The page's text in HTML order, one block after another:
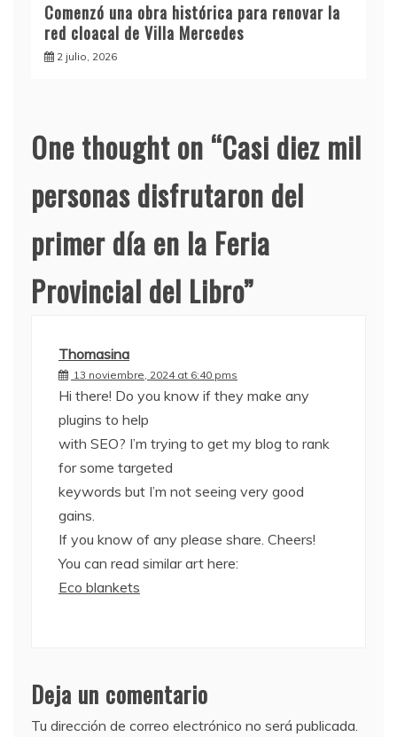
Comenzó una obra histórica para renovar la
red cloacal de Villa Mercedes
2 julio, 2026
One thought on “Casi diez mil
personas disfrutaron del
primer día en la Feria
Provincial del Libro”
Thomasina
13 noviembre, 2024 at 6:40 pms
Hi there! Do you know if they make any
plugins to help
with SEO? I’m trying to get my blog to rank
for some targeted
keywords but I’m not seeing very good
gains.
If you know of any please share. Cheers!
You can read similar art here:
Eco blankets
Deja un comentario
Tu dirección de correo electrónico no será publicada.